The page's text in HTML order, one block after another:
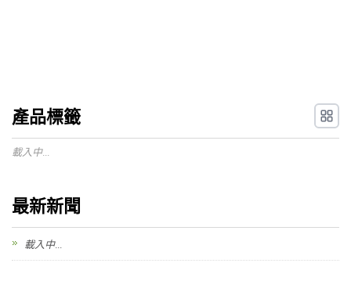
產品標籤
載入中...
最新新聞
載入中...